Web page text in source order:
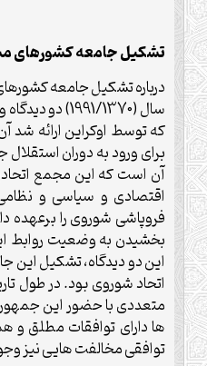
تشکیل جامعه کشورهای
درباره تشکیل جامعه
سال (1991/
که توسط اوکراین ارائه شد
برای ورود به دوران
آن است که این مجمع
اقتصادی و سیاسی و
فروپاشی شوروی را برعهده
بخشیدن به وضعیت روابط
این دو دیدگاه، تشکیل این
اتحاد شوروی بود. در طول
متعددی با حضور این
ها دارای توافقات مطلق و
توافقی مخالفت هایی نیز